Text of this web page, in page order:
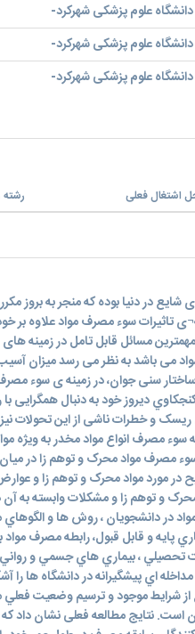
دانشگاه علوم پزشکی شهرکرد-
دانشگاه علوم پزشکی شهرکرد-
دانشگاه علوم پزشکی شهرکرد-
اشتغال فعلی
در دنیا بوده که منجر به بروز
تاثیرات سوء مصرف مواد علاوه بر
مسائل قابل تامل در زمینه
می باشد به نظر می رسد میزان
سنی جوان، در زمینه ی سوء
دیروز خود به دنبال همگرایی
و خطرات ناشی از این تحولات
سوء مصرف انواع مواد مخدر به ویژه
مصرف مواد محرک و توهم زا در
در مورد مواد محرک و توهم زا و
و توهم زا و مشكلات وابسته به
در دانشجويان ، روش ها و
پايه و قابل قبول، رابطه مصرف
تحصيلي ، بيماري هاي جسمي و
اي پيشگيرانه در دانشگاه ها را
از شرايط موجود و ترسيم وضعيت